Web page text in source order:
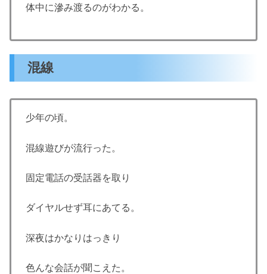
体中に滲み渡るのがわかる。
混線
少年の頃。
混線遊びが流行った。
固定電話の受話器を取り
ダイヤルせず耳にあてる。
深夜はかなりはっきり
色んな会話が聞こえた。